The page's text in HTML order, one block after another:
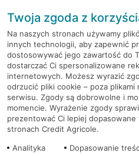
RODO
Regulamin serwisu
Mapa serwisu
PolitykaCookies
Twoja zgoda z
Na naszych stronach używamy
innych technologii, aby zapewnić
dostosowywać jego zawartość do
dostarczać Ci spersonalizowane
internetowych. Możesz wyrazić
odrzucić pliki cookie – poza
serwisu. Zgody są dobrowolne i
momencie. Wyrażenie zgody
prezentować Ci lepiej
stronach Credit Agricole.
Analityka
Dopasowanie